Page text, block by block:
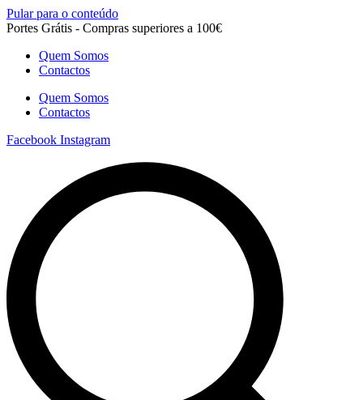
Pular para o conteúdo
Portes Grátis - Compras superiores a 100€
Quem Somos
Contactos
Quem Somos
Contactos
Facebook Instagram